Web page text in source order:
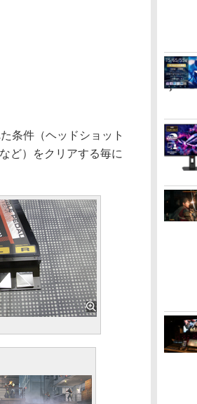
条件（ヘッドショット
ど）をクリアする毎に